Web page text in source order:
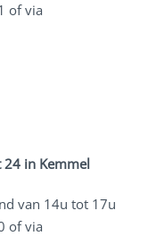
of via
24 in Kemmel
van 14u tot 17u
of via